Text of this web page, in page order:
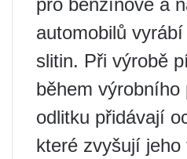
automobilů
slitin. Při výrobě
během výrobního
odlitku přidávají
které zvyšují jeho